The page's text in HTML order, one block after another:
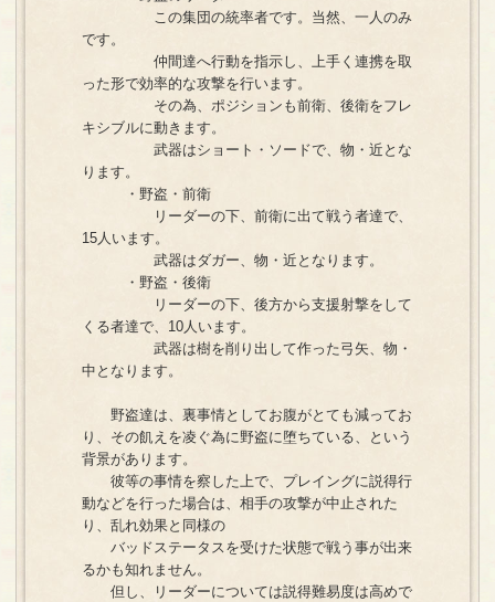
この集団の統率者です。当然、一人のみ
です。
仲間達へ行動を指示し、上手く連携を取
った形で効率的な攻撃を行います。
その為、ポジションも前衛、後衛をフレ
キシブルに動きます。
武器はショート・ソードで、物・近とな
ります。
・野盗・前衛
リーダーの下、前衛に出て戦う者達で、
15人います。
武器はダガー、物・近となります。
・野盗・後衛
リーダーの下、後方から支援射撃をして
くる者達で、10人います。
武器は樹を削り出して作った弓矢、物・
中となります。
野盗達は、裏事情としてお腹がとても減ってお
り、その飢えを凌ぐ為に野盗に堕ちている、という
背景があります。
彼等の事情を察した上で、プレイングに説得行
動などを行った場合は、相手の攻撃が中止された
り、乱れ効果と同様の
バッドステータスを受けた状態で戦う事が出来
るかも知れません。
但し、リーダーについては説得難易度は高めで